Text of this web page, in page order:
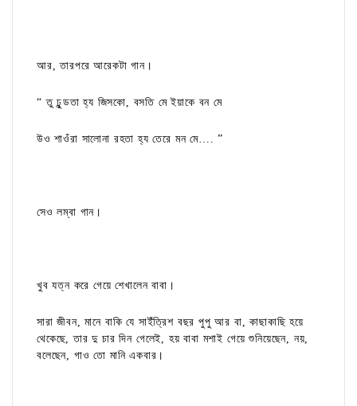
আর, তারপরে আরেকটা গান।
“ তু ঢুন্ডতা হ্য জিসকো, বসতি মে ইয়াকে বন মে
উও শাওঁরা সালোনা রহতা হ্য তেরে মন মে…. ”
সেও লম্বা গান।
খুব যত্ন করে গেয়ে শেখালেন বাবা।
সারা জীবন, মানে বাকি যে সাইঁত্রিশ বছর পুপু আর বা, কাছাকাছি হয়ে
থেকেছে, তার দু চার দিন গেলেই, হয় বাবা মশাই গেয়ে শুনিয়েছেন, নয়,
বলেছেন, গাও তো মানি একবার।